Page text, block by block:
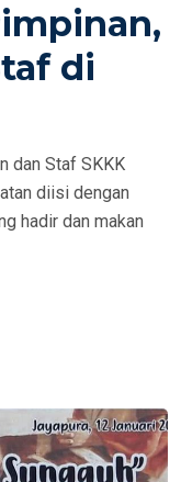
di
dan Staf SKKK
diisi dengan
hadir dan makan